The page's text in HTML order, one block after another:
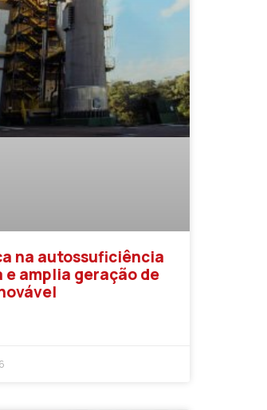
na autossuficiência
amplia geração de